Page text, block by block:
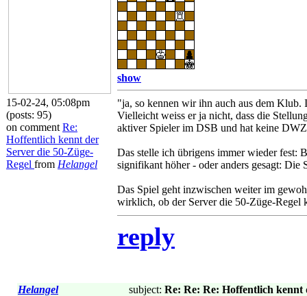
15-02-24, 05:08pm
(posts: 95)
on comment Re:
Hoffentlich kennt der
Server die 50-Züge-
Regel from Helangel
show
"ja, so kennen wir ihn auch aus dem Klub.
Vielleicht weiss er ja nicht, dass die
aktiver Spieler im DSB und hat keine
Das stelle ich übrigens immer wieder fest:
signifikant höher - oder anders gesagt: Die
Das Spiel geht inzwischen weiter im
wirklich, ob der Server die 50-Züge-
reply
Helangel subject: Re: Re: Re: Hoffentlich kennt